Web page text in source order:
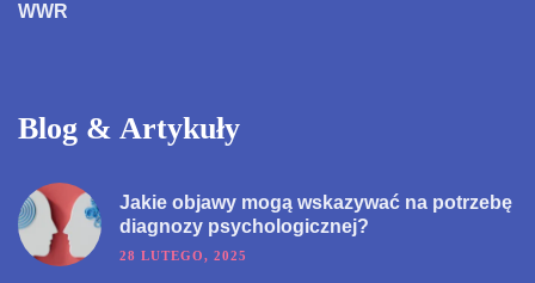
WWR
Blog & Artykuły
Jakie objawy mogą wskazywać na potrzebę
diagnozy psychologicznej?
28 LUTEGO, 2025